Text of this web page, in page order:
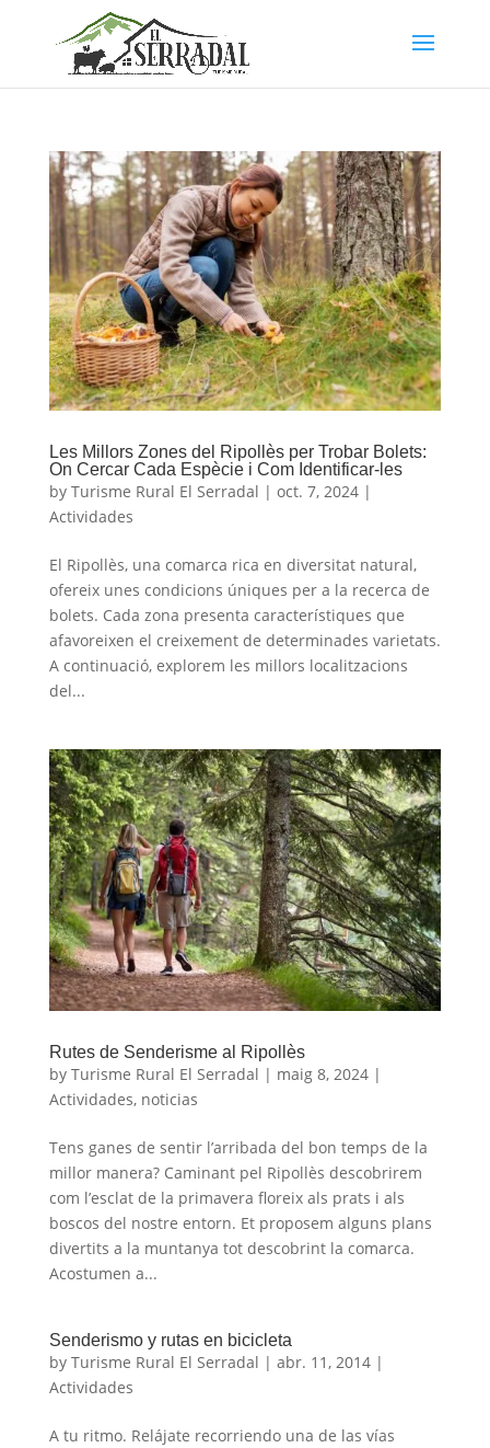
Les Millors Zones del Ripollès per Trobar Bolets:
On Cercar Cada Espècie i Com Identificar-les
by Turisme Rural El Serradal | oct. 7, 2024|
Actividades
El Ripollès, una comarca rica en diversitat natural,
ofereix unes condicions úniques per a la recerca de
bolets. Cada zona presenta característiques que
afavoreixen el creixement de determinades varietats.
A continuació, explorem les millors localitzacions
del...
Rutes de Senderisme al Ripollès
by Turisme Rural El Serradal | maig 8, 2024|
Actividades, noticias
Tens ganes de sentir l’arribada del bon temps de la
millor manera? Caminant pel Ripollès descobrirem
com l’esclat de la primavera floreix als prats i als
boscos del nostre entorn. Et proposem alguns plans
divertits a la muntanya tot descobrint la comarca.
Acostumen a...
Senderismo y rutas en bicicleta
by Turisme Rural El Serradal | abr. 11, 2014|
Actividades
A tu ritmo. Relájate recorriendo una de las vías